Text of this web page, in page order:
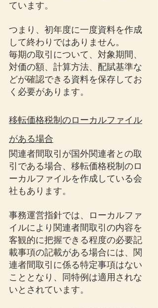
ています。
つまり、初年度に一度資料を作成
して終わりではありません。
毎期の取引について、対象期間、
対価の額、計算方法、配賦基準な
どが確認できる資料を保存してお
く必要があります。
移転価格税制のローカルファイル
がある場合
関連者間取引が国外関連者との取
引である場合、移転価格税制のロ
ーカルファイルを作成している会
社もあります。
事務運営指針では、ローカルファ
イルにより関連者間取引の内容を
客観的に把握できる程度の必要記
載事項の記載がある場合には、関
連者間取引に係る特定事項はない
こととなり、同特例は適用されな
いとされています。